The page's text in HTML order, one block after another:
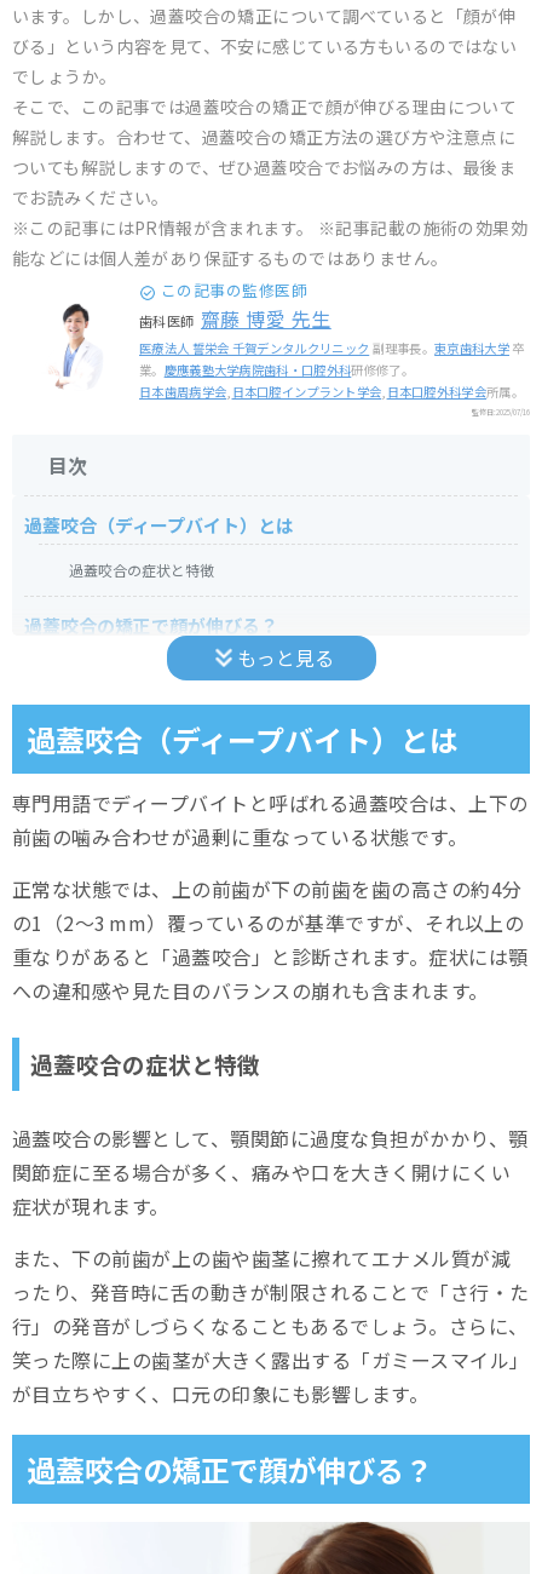
います。しかし、過蓋咬合の矯正について調べていると「顔が伸
びる」という内容を見て、不安に感じている方もいるのではない
でしょうか。
そこで、この記事では過蓋咬合の矯正で顔が伸びる理由について
解説します。合わせて、過蓋咬合の矯正方法の選び方や注意点に
ついても解説しますので、ぜひ過蓋咬合でお悩みの方は、最後ま
でお読みください。
※この記事にはPR情報が含まれます。 ※記事記載の施術の効果効
能などには個人差があり保証するものではありません。
この記事の監修医師
歯科医師 齋藤 博愛 先生
医療法人 誓栄会 千賀デンタルクリニック 副理事長。東京歯科大学 卒
業。 慶應義塾大学病院歯科・口腔外科研修修了。
日本歯周病学会, 日本口腔インプラント学会, 日本口腔外科学会所属。
監修日:2025/07/16
目次
過蓋咬合（ディープバイト）とは
過蓋咬合の症状と特徴
過蓋咬合の矯正で顔が伸びる？
過蓋咬合になってしまう原因
奥歯の欠損や咬耗
過蓋咬合を放置しておくことのリスク
噛みにくさ・消化器への影響・発音の問題
過蓋咬合の矯正の選び方
過蓋咬合の矯正の費用相場と保険適用
過蓋咬合の治療中の注意点
呼吸と姿勢を意識する
飲食物の選び方に注意する
丁寧なケアを行う
もっと見る
過蓋咬合（ディープバイト）とは
専門用語でディープバイトと呼ばれる過蓋咬合は、上下の
前歯の噛み合わせが過剰に重なっている状態です。
正常な状態では、上の前歯が下の前歯を歯の高さの約4分
の1（2～3 mm）覆っているのが基準ですが、それ以上の
重なりがあると「過蓋咬合」と診断されます。症状には顎
への違和感や見た目のバランスの崩れも含まれます。
過蓋咬合の症状と特徴
過蓋咬合の影響として、顎関節に過度な負担がかかり、顎
関節症に至る場合が多く、痛みや口を大きく開けにくい
症状が現れます。
また、下の前歯が上の歯や歯茎に擦れてエナメル質が減
ったり、発音時に舌の動きが制限されることで「さ行・た
行」の発音がしづらくなることもあるでしょう。さらに、
笑った際に上の歯茎が大きく露出する「ガミースマイル」
が目立ちやすく、口元の印象にも影響します。
過蓋咬合の矯正で顔が伸びる？